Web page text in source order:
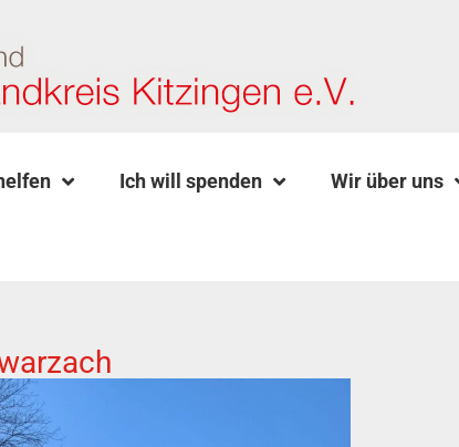
Ich will spenden Wir über uns